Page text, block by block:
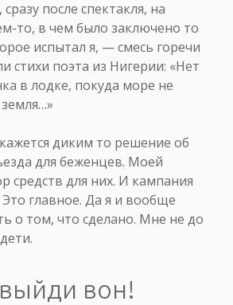
после спектакля, на
то, в чем было заключено то
испытал я, — смесь горечи
стихи поэта из Нигерии: «Нет
в лодке, покуда море не
диким то решение об
для беженцев. Моей
средств для них. И кампания
главное. Да я и вообще
о том, что сделано. Мне не до
вон!